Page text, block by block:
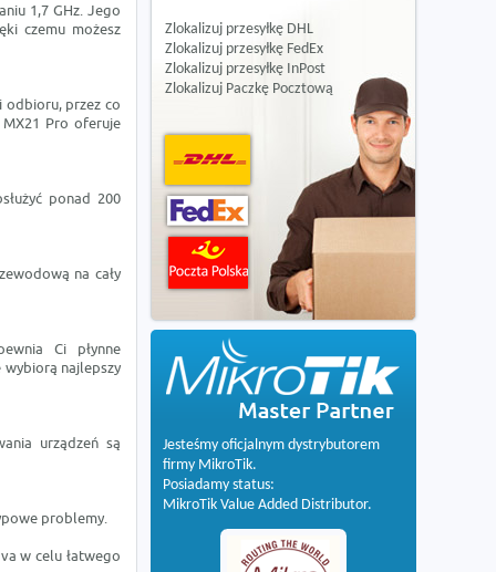
1,7 GHz. Jego
czemu możesz
odbioru, przez co
Pro oferuje
ponad 200
na cały
Ci płynne
wybiorą najlepszy
urządzeń są
problemy.
w celu łatwego
Zlokalizuj przesyłkę DHL
Zlokalizuj przesyłkę FedEx
Zlokalizuj przesyłkę InPost
Zlokalizuj Paczkę Pocztową
Jesteśmy oficjalnym dystrybutorem
firmy MikroTik.
Posiadamy status:
MikroTik Value Added Distributor.